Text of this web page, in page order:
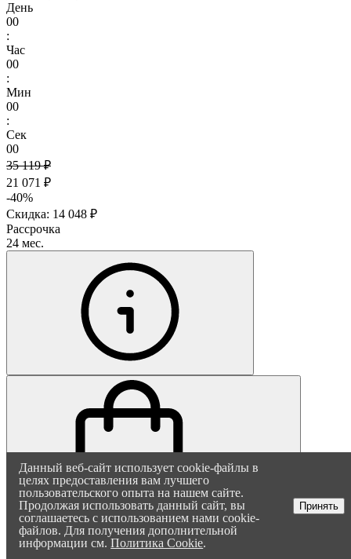
Здравствуйте! Напишите, если
у вас появятся вопросы. Мы
постараемся ответить как
День
00
:
Час
00
:
Мин
00
:
Сек
00
35 119 ₽
21 071 ₽
-40%
Скидка: 14 048 ₽
Рассрочка
24 мес.
Данный веб-сайт использует cookie-файлы в
целях предоставления вам лучшего
пользовательского опыта на нашем сайте.
Продолжая использовать данный сайт, вы
соглашаетесь с использованием нами cookie-
файлов. Для получения дополнительной
информации см.Политика Cookie.
Принять